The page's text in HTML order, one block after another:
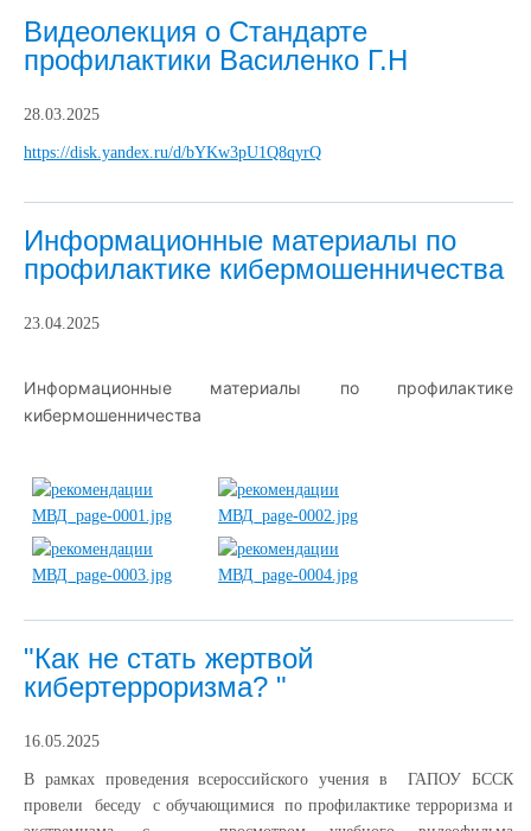
Видеолекция о Стандарте
профилактики Василенко Г.Н
28.03.2025
https://disk.yandex.ru/d/bYKw3pU1Q8qyrQ
Информационные материалы по
профилактике кибермошенничества
23.04.2025
Информационные материалы по профилактике
кибермошенничества
"Как не стать жертвой
кибертерроризма? "
16.05.2025
В рамках проведения всероссийского учения в ГАПОУ БССК
провели беседу с обучающимися по профилактике терроризма и